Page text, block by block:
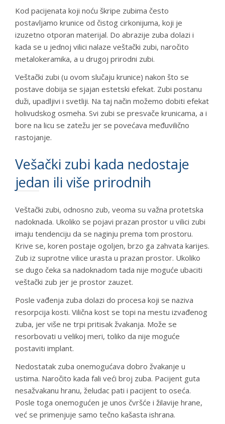
Kod pacijenata koji noću škripe zubima često
postavljamo krunice od čistog cirkonijuma, koji je
izuzetno otporan materijal. Do abrazije zuba dolazi i
kada se u jednoj vilici nalaze veštački zubi, naročito
metalokeramika, a u drugoj prirodni zubi.
Veštački zubi (u ovom slučaju krunice) nakon što se
postave dobija se sjajan estetski efekat. Zubi postanu
duži, upadljivi i svetliji. Na taj način možemo dobiti efekat
holivudskog osmeha. Svi zubi se presvače krunicama, a i
bore na licu se zatežu jer se povećava međuvilično
rastojanje.
Vešački zubi kada nedostaje
jedan ili više prirodnih
Veštački zubi, odnosno zub, veoma su važna protetska
nadoknada. Ukoliko se pojavi prazan prostor u vilici zubi
imaju tendenciju da se naginju prema tom prostoru.
Krive se, koren postaje ogoljen, brzo ga zahvata karijes.
Zub iz suprotne vilice urasta u prazan prostor. Ukoliko
se dugo čeka sa nadoknadom tada nije moguće ubaciti
veštački zub jer je prostor zauzet.
Posle vađenja zuba dolazi do procesa koji se naziva
resorpcija kosti. Vilična kost se topi na mestu izvađenog
zuba, jer više ne trpi pritisak žvakanja. Može se
resorbovati u velikoj meri, toliko da nije moguće
postaviti implant.
Nedostatak zuba onemogućava dobro žvakanje u
ustima. Naročito kada fali veći broj zuba. Pacijent guta
nesažvakanu hranu, želudac pati i pacijent to oseća.
Posle toga onemogućen je unos čvršće i žilavije hrane,
već se primenjuje samo tečno kašasta ishrana.